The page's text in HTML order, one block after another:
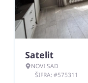
Satelit
NOVI SAD
ŠIFRA: #575311